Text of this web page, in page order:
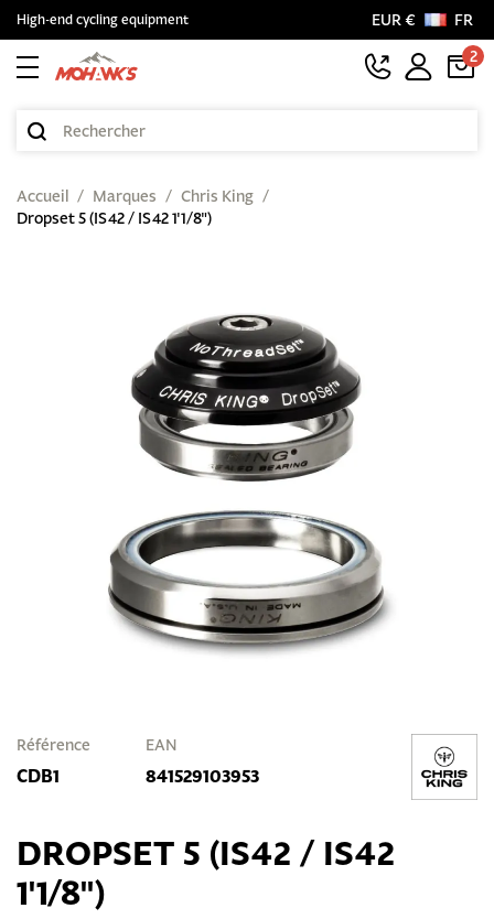
High-end cycling equipment EUR €
FR
2
Accueil Marques
Chris King
Dropset 5 (IS42 / IS42 1'1/8")
Référence
CDB1
EAN
841529103953
DROPSET 5 (IS42 / IS42
1'1/8")